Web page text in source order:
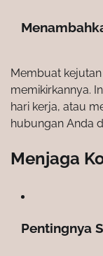
Membuat
memikirkannya.
hari kerja, atau
hubungan Anda
Menjaga
Pentingnya